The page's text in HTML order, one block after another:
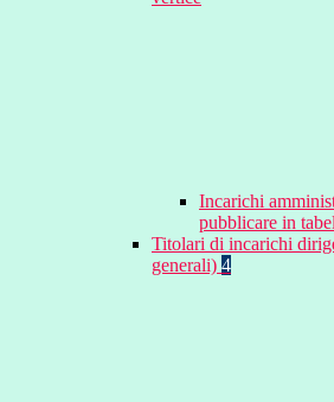
Incarichi
pubblicare in
Titolari di incarichi
generali) 4